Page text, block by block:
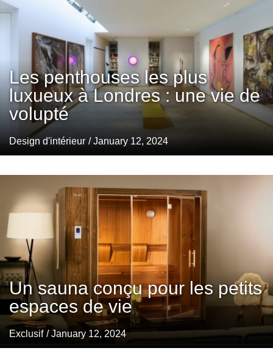
Les penthouses les plus
luxueux à Londres : une vie de
volupté
Design d'intérieur / January 12, 2024
Un sauna conçu pour les petits
espaces de vie
Exclusif / January 12, 2024